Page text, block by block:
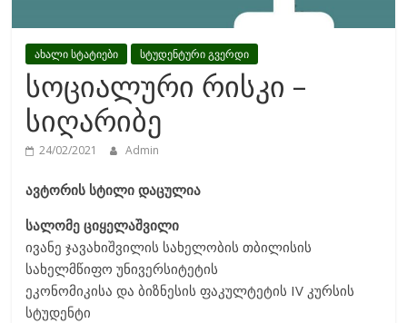
ახალი სტატიები სტუდენტური გვერდი
სოციალური რისკი –
სიღარიბე
24/02/2021 Admin
ავტორის სტილი დაცულია
სალომე ციყელაშვილი
ივანე ჯავახიშვილის სახელობის თბილისის
სახელმწიფო უნივერსიტეტის
ეკონომიკისა და ბიზნესის ფაკულტეტის IV კურსის
სტუდენტი